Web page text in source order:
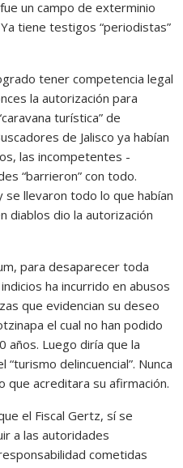
un campo de exterminio
Ya tiene testigos “periodistas”
tener competencia legal
la autorización para
turística” de
de Jalisco ya habían
las incompetentes -
“barrieron” con todo.
llevaron todo lo que habían
diablos dio la autorización
para desaparecer toda
ha incurrido en abusos
que evidencian su deseo
el cual no han podido
años. Luego diría que la
delincuencial”. Nunca
acreditara su afirmación.
el Fiscal Gertz, sí se
a las autoridades
cometidas